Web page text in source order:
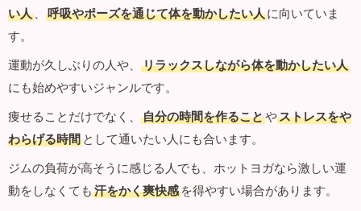
い人 、 呼吸やポーズを通じて体を動かしたい人に向いていま
す。
運動が久しぶりの人や、
リラックスしながら体を動かしたい人
にも始めやすいジャンルです。
痩せることだけでなく、
自分の時間を作ることやストレスをや
わらげる時間 として通いたい人にも合います。
ジムの負荷が高そうに感じる人でも、ホットヨガなら激しい運
動をしなくても 汗をかく爽快感 を得やすい場合があります。